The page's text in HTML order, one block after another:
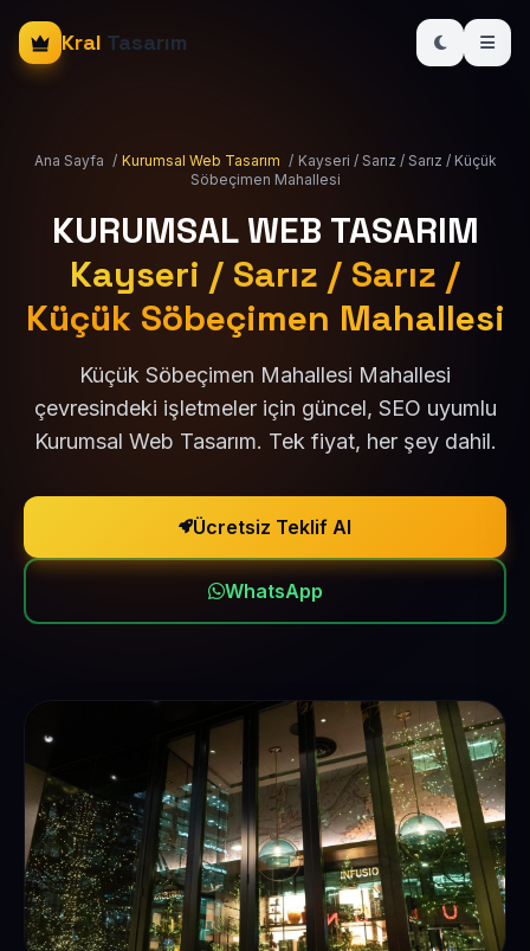
Kral Tasarım
Ana Sayfa / Kurumsal Web Tasarım / Kayseri / Sarız / Sarız / Küçük
Söbeçimen Mahallesi
KURUMSAL WEB TASARIM
Kayseri / Sarız / Sarız /
Küçük Söbeçimen Mahallesi
Küçük Söbeçimen Mahallesi Mahallesi
çevresindeki işletmeler için güncel, SEO uyumlu
Kurumsal Web Tasarım. Tek fiyat, her şey dahil.
Ücretsiz Teklif Al
WhatsApp